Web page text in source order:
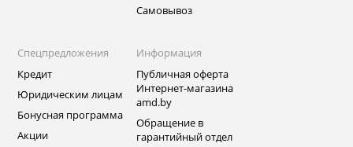
Самовывоз
Спецпредложения
Кредит
Юридическим лицам
Бонусная программа
Акции
Информация
Публичная оферта
Интернет-магазина
amd.by
Обращение в
гарантийный отдел